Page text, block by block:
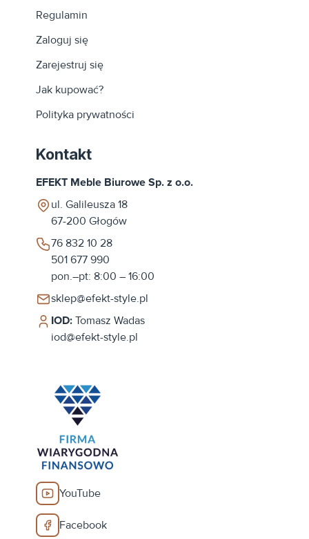
Regulamin
Zaloguj się
Zarejestruj się
Jak kupować?
Polityka prywatności
Kontakt
EFEKT Meble Biurowe Sp. z o.o.
ul. Galileusza 18
67-200 Głogów
76 832 10 28
501 677 990
pon.–pt: 8:00 – 16:00
sklep@efekt-style.pl
IOD: Tomasz Wadas
iod@efekt-style.pl
YouTube
Facebook